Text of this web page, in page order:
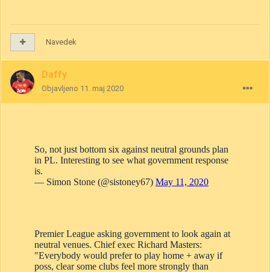
Navedek
Daffy
Objavljeno 11. maj 2020